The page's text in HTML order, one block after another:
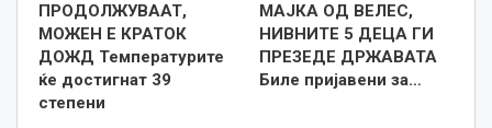
ПРОДОЛЖУВААТ,
МОЖЕН Е КРАТОК
ДОЖД Температурите
ќе достигнат 39
степени
МАЈКА ОД ВЕЛЕС,
НИВНИТЕ 5 ДЕЦА ГИ
ПРЕЗЕДЕ ДРЖАВАТА
Биле пријавени за…